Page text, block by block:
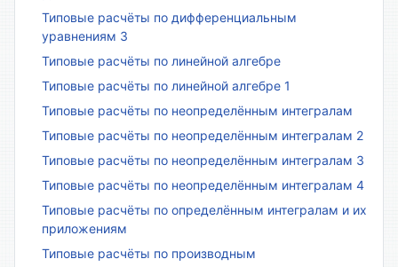
Типовые расчёты по дифференциальным
уравнениям 3
Типовые расчёты по линейной алгебре
Типовые расчёты по линейной алгебре 1
Типовые расчёты по неопределённым интегралам
Типовые расчёты по неопределённым интегралам 2
Типовые расчёты по неопределённым интегралам 3
Типовые расчёты по неопределённым интегралам 4
Типовые расчёты по определённым интегралам и их
приложениям
Типовые расчёты по производным